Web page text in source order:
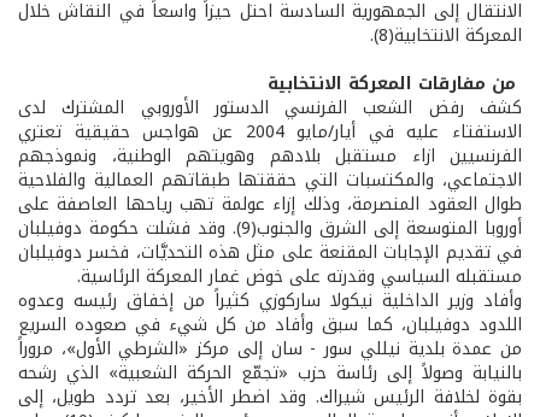
الانتقال إلى الجمهورية السادسة احتل حيزاً واسعاً في النقاش خلال
المعركة الانتخابية(8).
من مفارقات المعركة الانتخابية
كشف رفض الشعب الفرنسي الدستور الأوروبي المشترك لدى
الاستفتاء عليه في أيار/مايو 2004 عن هواجس حقيقية تعتري
الفرنسيين ازاء مستقبل بلادهم وهويتهم الوطنية، ونموذجهم
الاجتماعي، والمكتسبات التي حققتها طبقاتهم العمالية والفلاحية
طوال العقود المنصرمة، وذلك إزاء عولمة تهب رياحها العاصفة على
أوروبا المتوسعة إلى الشرق والجنوب(9). وقد فشلت حكومة دوفيلبان
في تقديم الإجابات المقنعة على مثل هذه التحديَّات، فخسر دوفيلبان
مستقبله السياسي وقدرته على خوض غمار المعركة الرئاسية.
وأفاد وزير الداخلية نيكولا ساركوزي كثيراً من إخفاق رئيسه وعدوه
اللدود دوفيلبان، كما سبق وأفاد من كل شيء في صعوده السريع
من عمدة بلدية نيللي سور - سان إلى مركز «الشرطي الأول»، مروراً
بالنيابة وصولاً إلى رئاسة حزب «تجمّع الحركة الشعبية» الذي رشحه
بقوة لخلافة الرئيس شيراك. وقد اضطر الأخير، بعد تردد طويل، إلى